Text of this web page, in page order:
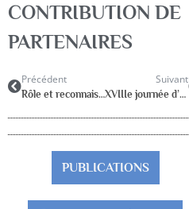
CONTRIBUTION DE
PARTENAIRES
Précédent
Rôle et reconnaissance de la professionnalité du psychologue
Suivant
XVIIIe journée d’étude de l’A.NA.PSY.p.e.
PUBLICATIONS